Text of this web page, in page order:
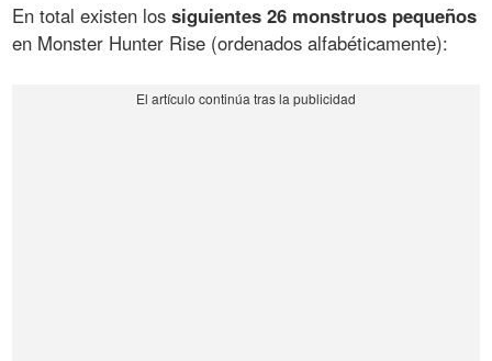
En total existen lossiguientes 26 monstruos pequeños
en Monster Hunter Rise (ordenados alfabéticamente):